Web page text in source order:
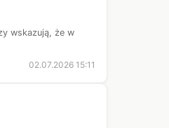
wskazują, że w
02.07.2026 15:11